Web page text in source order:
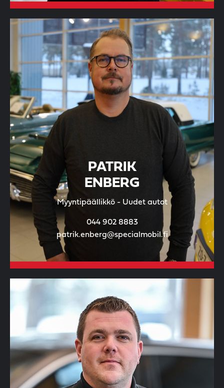
PATRIK
ENBERG
Myyntipäällikkö - Uudet autot
044 902 8883
patrik.enberg@specialmobil.fi